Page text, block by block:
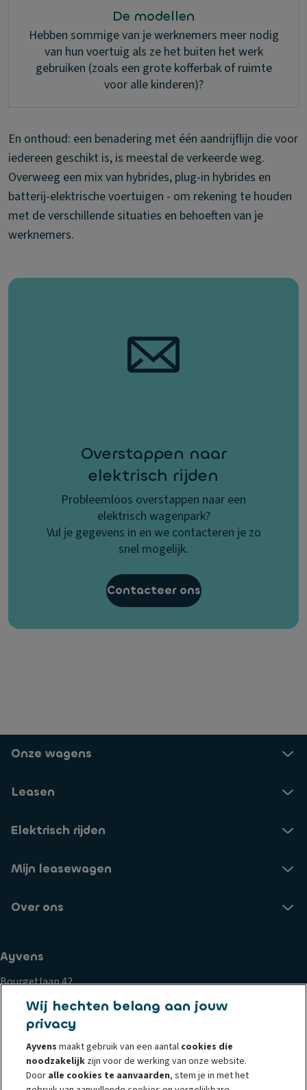
De modellen
Hebben sommige van je werknemers meer nodig
van hun voertuig als ze het buiten het werk
gebruiken (zoals een grote kofferbak of ruimte
voor alle kinderen)?
En onthoud: een benadering met één aandrijflijn die voor
iedereen geschikt is, is meestal de verkeerde weg.
Overweeg een mix van hybrides, plug-in hybrides en
batterij-elektrische voertuigen - om rekening te houden
met de verschillende situaties en behoeften van je
werknemers.
Overstappen naar
elektrisch rijden
Probleemloos overstappen naar een
elektrisch wagenpark?
Vul je gegevens in en we contacteren je zo
snel mogelijk.
Contacteer ons
Onze wagens
Leasen
Elektrisch rijden
Mijn leasewagen
Over ons
Ayvens
Bourgetlaan 42
1932 Zaventem
Cookiebeleid
Whistleblowing
Gebruiksvoorwaarden
Klachten
Corporate
Societe Generale Wettelijke documenten
Wij hechten belang aan jouw
privacy
Ayvens maakt gebruik van een aantal cookies die
noodzakelijk zijn voor de werking van onze website.
Door alle cookies te aanvaarden, stem je in met het